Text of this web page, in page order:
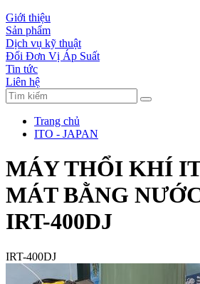
Giới thiệu
Sản phẩm
Dịch vụ kỹ thuật
Đổi Đơn Vị Áp Suất
Tin tức
Liên hệ
Trang chủ
ITO - JAPAN
MÁY THỔI KHÍ
MÁT BẰNG
IRT-400DJ
IRT-400DJ